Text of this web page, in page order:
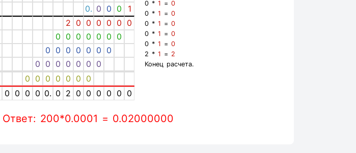
0. 0 0 0 1
2 0 0 0 0 0 0
0 0 0 0 0 0 0
0 0 0 0 0 0 0
0 0 0 0 0 0 0
0 0 0 0 0 0 0
0 0 0 0 0. 0 2 0 0 0 0 0 0
0 *1 =0
0 *1 =0
0 *1 =0
0 *1 =0
0 *1 =0
2 *1 = 2
Конец расчета.
Ответ: 200*0.0001 = 0.02000000